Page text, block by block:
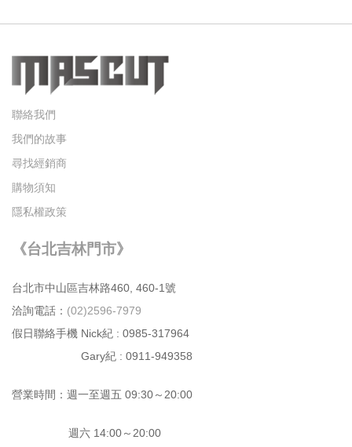
聯絡我們
我們的故事
尋找經銷商
購物須知
隱私權政策
《台北吉林門市》
台北市中⼭區吉林路460, 460-1號
洽詢電話： (02)2596-7979
假日聯絡手機 Nick紀 : 0985-317964
Gary紀 : 0911-949358
營業時間：週⼀⾄週五 09:30～20:00
週六 14:00～20:00